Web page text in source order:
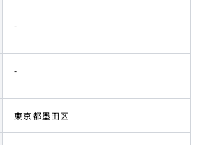
-
-
東京都墨田区